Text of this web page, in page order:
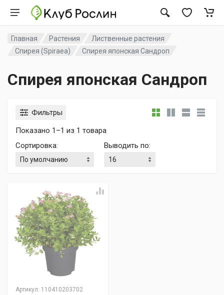
Главная Растения
Лиственные растения
Спирея (Spiraea)
Спирея японская Сандроп
Спирея японская Сандроп
Фильтры
Показано 1–1 из 1 товара
Сортировка: Выводить по:
Артикул: 110410203702